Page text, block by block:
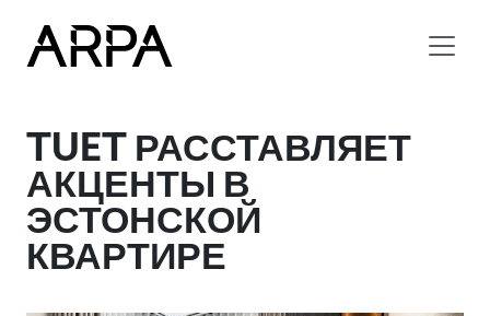
TUET РАССТАВЛЯЕТ
АКЦЕНТЫ В
ЭСТОНСКОЙ
КВАРТИРЕ